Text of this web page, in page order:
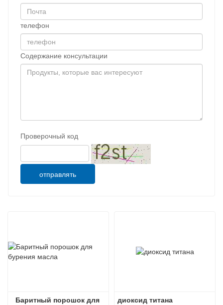
телефон
Содержание консультации
Проверочный код
отправлять
Баритный порошок для
диоксид титана